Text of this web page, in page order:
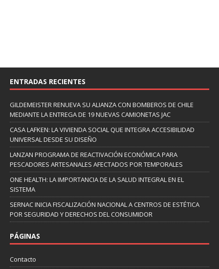
ENTRADAS RECIENTES
GILDEMEISTER RENUEVA SU ALIANZA CON BOMBEROS DE CHILE
MEDIANTE LA ENTREGA DE 19 NUEVAS CAMIONETAS JAC
CASA LAFKEN: LA VIVIENDA SOCIAL QUE INTEGRA ACCESIBILIDAD
UNIVERSAL DESDE SU DISEÑO
LANZAN PROGRAMA DE REACTIVACIÓN ECONÓMICA PARA
PESCADORES ARTESANALES AFECTADOS POR TEMPORALES
ONE HEALTH: LA IMPORTANCIA DE LA SALUD INTEGRAL EN EL
SISTEMA
SERNAC INICIA FISCALIZACIÓN NACIONAL A CENTROS DE ESTÉTICA
POR SEGURIDAD Y DERECHOS DEL CONSUMIDOR
PÁGINAS
Contacto